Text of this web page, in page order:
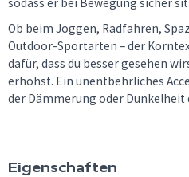
Ob beim Joggen, Radfahren,
Outdoor-Sportarten – der
dafür, dass du besser gesehen
erhöhst. Ein unentbehrliches
der Dämmerung oder Dunkelheit
Eigenschaften